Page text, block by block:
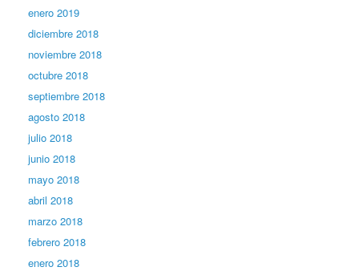
enero 2019
diciembre 2018
noviembre 2018
octubre 2018
septiembre 2018
agosto 2018
julio 2018
junio 2018
mayo 2018
abril 2018
marzo 2018
febrero 2018
enero 2018